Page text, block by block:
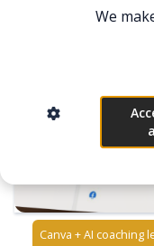
Canva + AI
We